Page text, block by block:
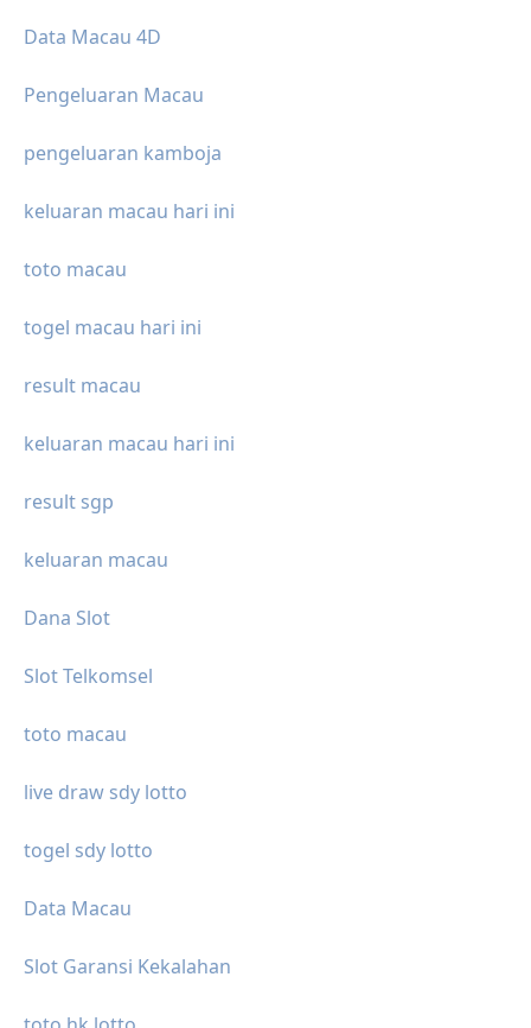
Data Macau 4D
Pengeluaran Macau
pengeluaran kamboja
keluaran macau hari ini
toto macau
togel macau hari ini
result macau
keluaran macau hari ini
result sgp
keluaran macau
Dana Slot
Slot Telkomsel
toto macau
live draw sdy lotto
togel sdy lotto
Data Macau
Slot Garansi Kekalahan